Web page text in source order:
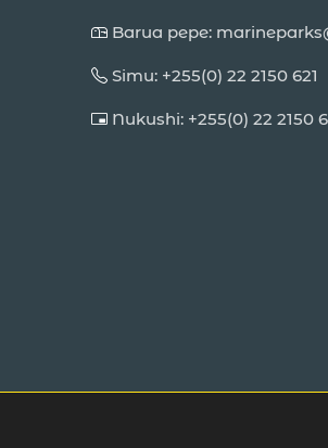
Barua pepe:
Simu: +255(0) 22 2150 621
Nukushi: +255(0) 22 2150